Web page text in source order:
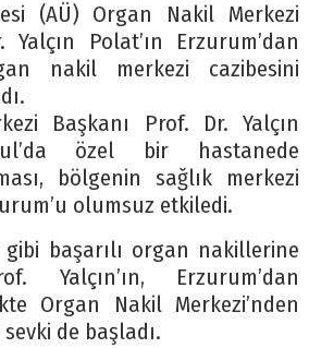
(AÜ) Organ Nakil Merkezi
Polat’ın Erzurum’dan
nakil merkezi cazibesini
Başkanı Prof. Dr. Yalçın
özel bir hastanede
bölgenin sağlık merkezi
olumsuz etkiledi.
gibi başarılı organ nakillerine
Yalçın’ın, Erzurum’dan
Organ Nakil Merkezi’nden
de başladı.